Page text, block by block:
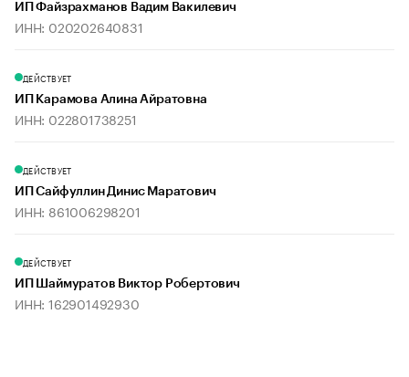
ИП Файзрахманов Вадим Вакилевич
ИНН: 020202640831
ДЕЙСТВУЕТ
ИП Карамова Алина Айратовна
ИНН: 022801738251
ДЕЙСТВУЕТ
ИП Сайфуллин Динис Маратович
ИНН: 861006298201
ДЕЙСТВУЕТ
ИП Шаймуратов Виктор Робертович
ИНН: 162901492930